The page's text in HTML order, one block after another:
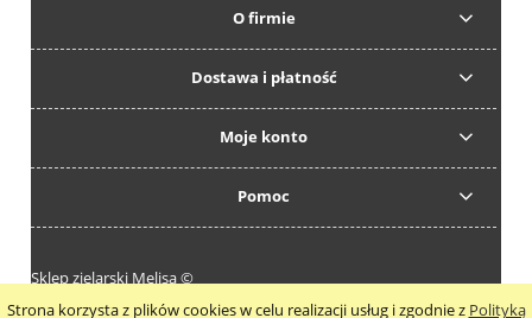
Strona korzysta z plików cookies w celu realizacji usług i zgodnie z Polityką
O firmie
Dostawa i płatność
Moje konto
Pomoc
Sklep zielarski Melisa ©